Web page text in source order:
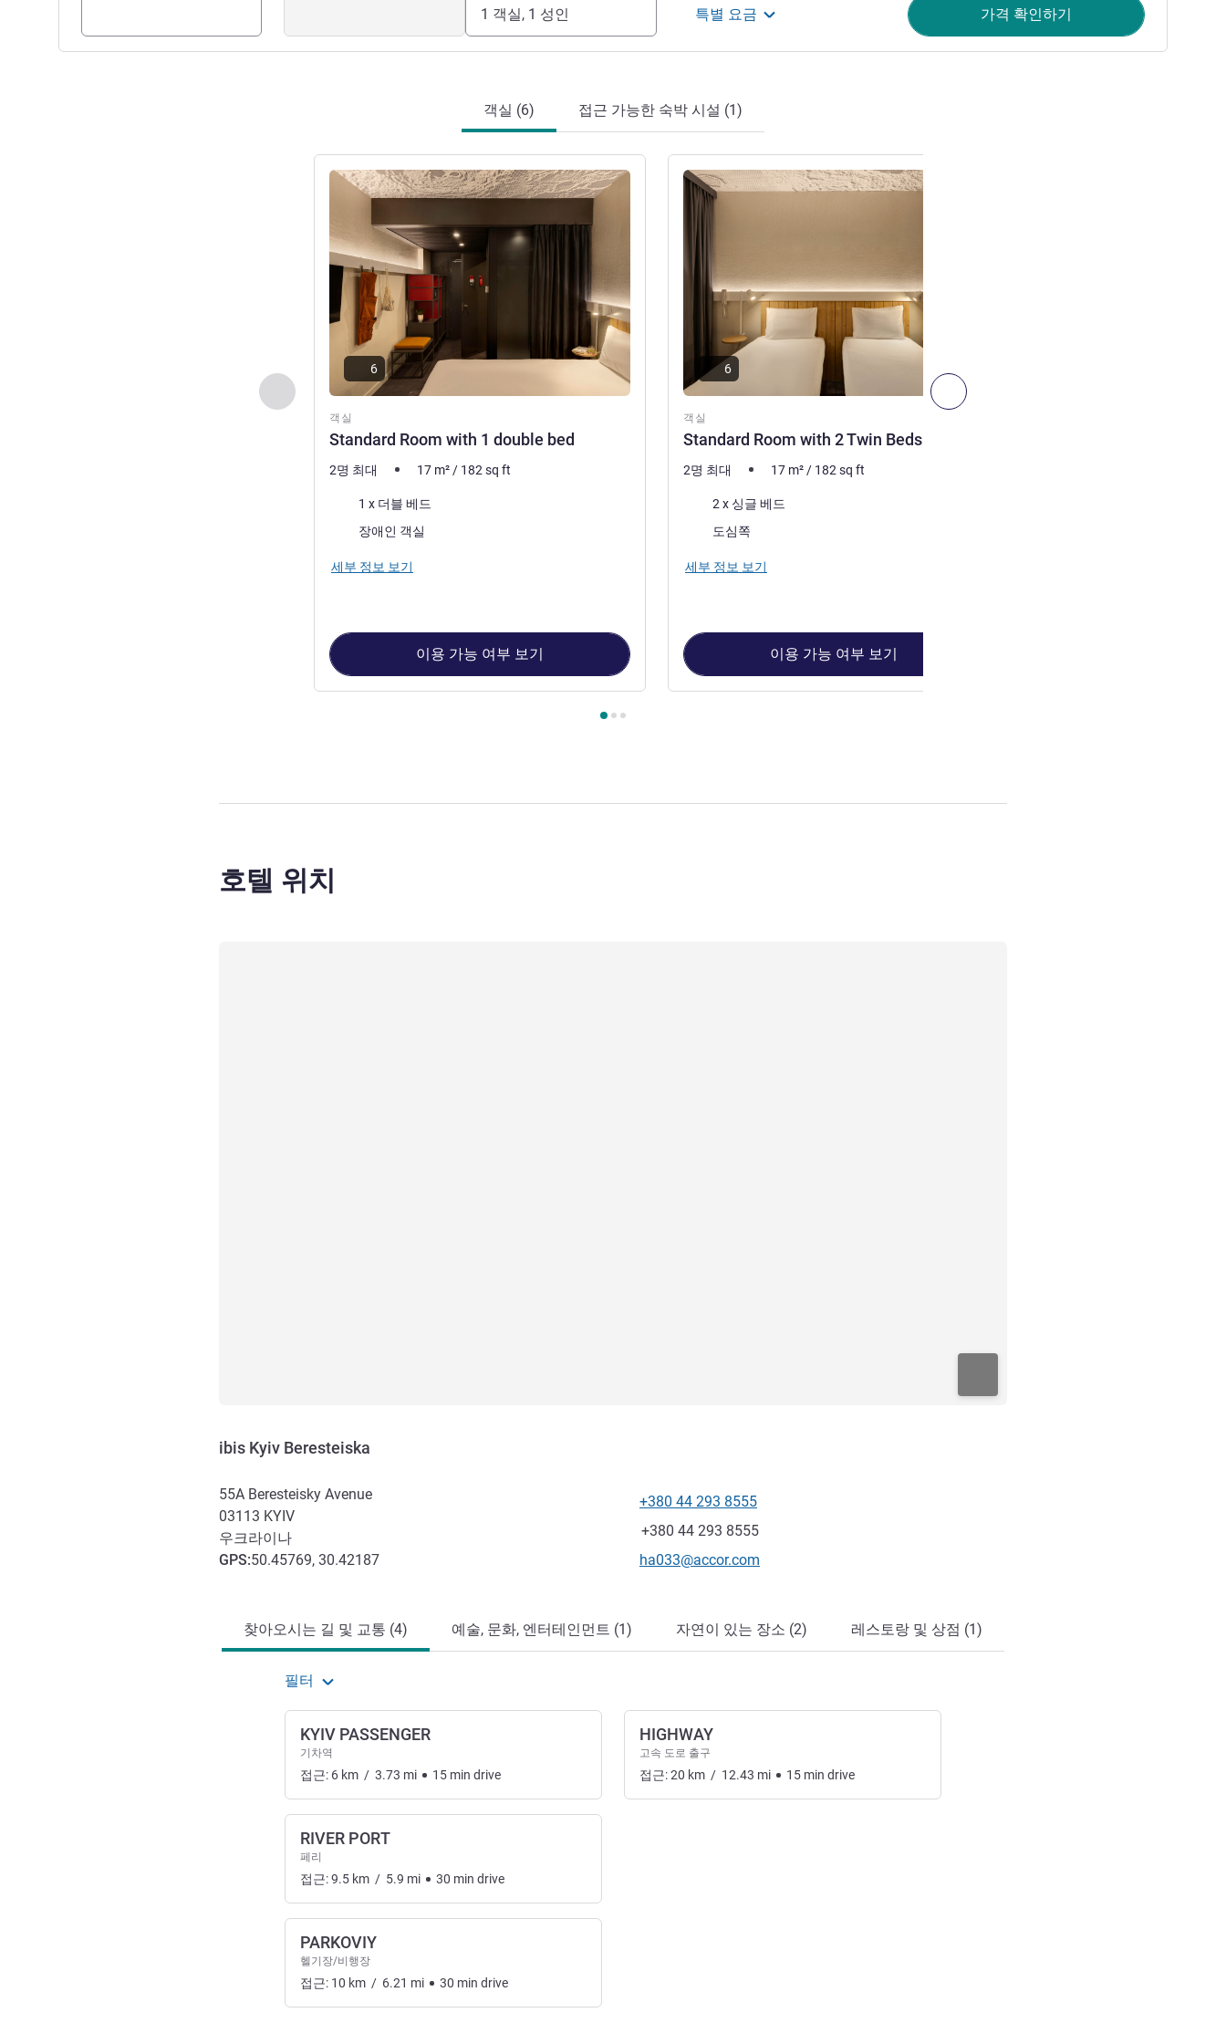
1 객실, 1 성인 특별 요금 가격 확인하기
객실 (6) 접근 가능한 숙박 시설 (1)
이전 - 객실 다음 - 객실
객실
Standard Room with 1 double bed
세부 정보 보기
6
2명 최대 17 m² / 182 sq ft
1 x 더블 베드
장애인 객실
세부 정보 보기
이용 가능 여부 보기
객실
Standard Room with 2 Twin Beds
세부 정보 보기
6
2명 최대 17 m² / 182 sq ft
2 x 싱글 베드
도심쪽
세부 정보 보기
이용 가능 여부 보기
호텔 위치
ibis Kyiv Beresteiska
55A Beresteisky Avenue
03113 KYIV
우크라이나
GPS:50.45769, 30.42187
전화
+380 44 293 8555
팩스
+380 44 293 8555
E-mail
ha033@accor.com
찾아오시는 길 및 교통 (4) 예술, 문화, 엔터테인먼트 (1) 자연이 있는 장소 (2) 레스토랑 및 상점 (1)
필터
KYIV PASSENGER
기차역
접근: 6 km / 3.73 mi 15 min drive
RIVER PORT
페리
접근:9.5 km / 5.9 mi 30 min drive
PARKOVIY
헬기장/비행장
접근: 10 km / 6.21 mi 30 min drive
HIGHWAY
고속 도로 출구
접근:20 km / 12.43 mi 15 min drive